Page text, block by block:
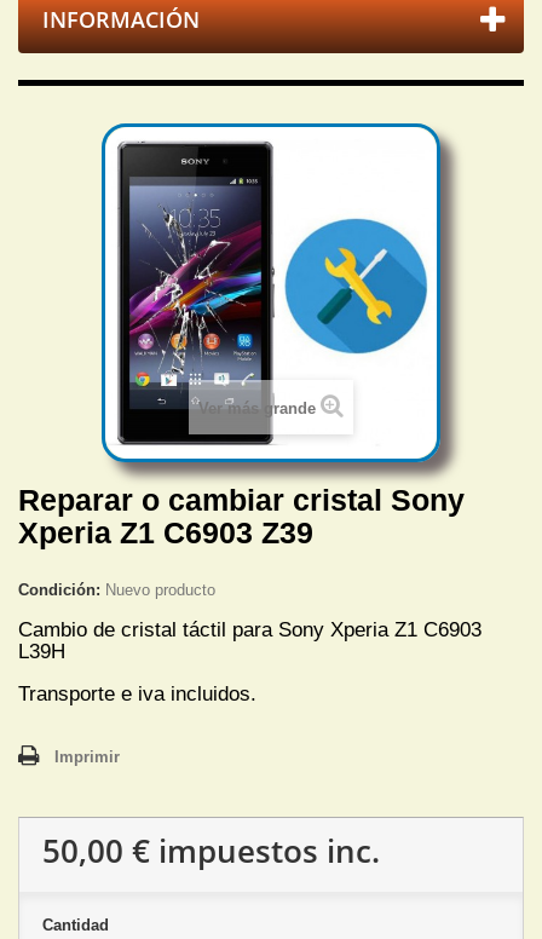
INFORMACIÓN
Ver más grande
Reparar o cambiar cristal Sony
Xperia Z1 C6903 Z39
Condición: Nuevo producto
Cambio de cristal táctil para Sony Xperia Z1 C6903
L39H
Transporte e iva incluidos.
Imprimir
50,00 € impuestos inc.
Cantidad